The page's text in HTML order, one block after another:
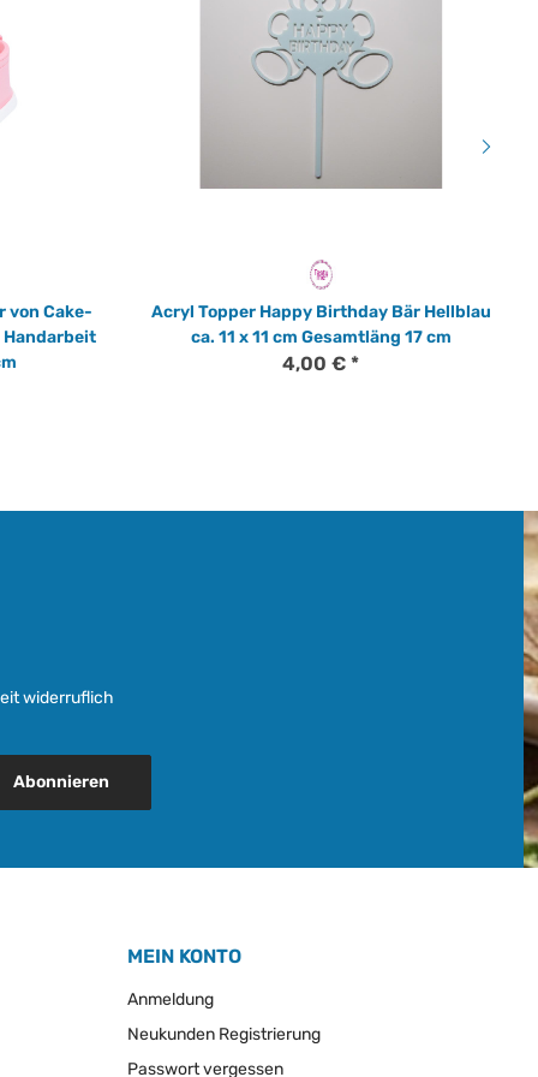
von Cake-
Handarbeit
Acryl Topper Happy Birthday Bär Hellblau
ca. 11 x 11 cm Gesamtläng 17 cm
4,00 € *
widerruflich
Abonnieren
MEIN KONTO
Anmeldung
Neukunden Registrierung
Passwort vergessen